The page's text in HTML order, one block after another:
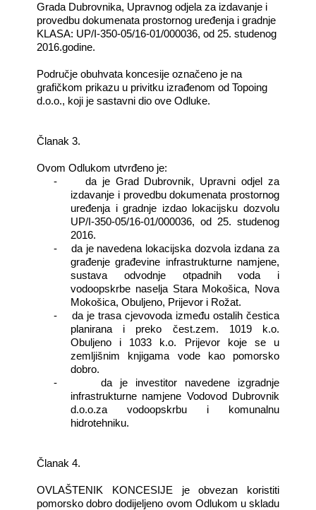
Grada Dubrovnika, Upravnog odjela za izdavanje i
provedbu dokumenata prostornog uređenja i gradnje
KLASA: UP/I-350-05/16-01/000036, od 25. studenog
2016.godine.
Područje obuhvata koncesije označeno je na
grafičkom prikazu u privitku izrađenom od Topoing
d.o.o., koji je sastavni dio ove Odluke.
Članak 3.
Ovom Odlukom utvrđeno je:
-
da je Grad Dubrovnik, Upravni odjel za
izdavanje i provedbu dokumenata prostornog
uređenja i gradnje izdao lokacijsku dozvolu
UP/I-350-05/16-01/000036, od 25. studenog
2016.
-
da je navedena lokacijska dozvola izdana za
građenje građevine infrastrukturne namjene,
sustava odvodnje otpadnih voda i
vodoopskrbe naselja Stara Mokošica, Nova
Mokošica, Obuljeno, Prijevor i Rožat.
-
da je trasa cjevovoda između ostalih čestica
planirana i preko čest.zem. 1019 k.o.
Obuljeno i 1033 k.o. Prijevor koje se u
zemljišnim knjigama vode kao pomorsko
dobro.
-
da je investitor navedene izgradnje
infrastrukturne namjene Vodovod Dubrovnik
d.o.o.za vodoopskrbu i komunalnu
hidrotehniku.
Članak 4.
OVLAŠTENIK KONCESIJE je obvezan koristiti
pomorsko dobro dodijeljeno ovom Odlukom u skladu